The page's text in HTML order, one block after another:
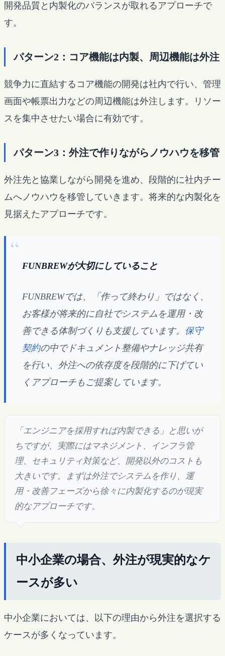
開発品質と内製化のバランスが取れるアプローチで
す。
パターン2：コア機能は内製、周辺機能は外注
競争力に直結するコア機能の開発は社内で行い、管理
画面や帳票出力などの周辺機能は外注します。リソー
スを集中させたい場合に有効です。
パターン3：外注で作りながらノウハウを移管
外注先と協業しながら開発を進め、段階的に社内チー
ムへノウハウを移管していきます。将来的な内製化を
見据えたアプローチです。
FUNBREWが大切にしていること
FUNBREWでは、「作って終わり」ではなく、
お客様が将来的に自社でシステムを運用・改
善できる体制づくりも支援しています。 保守
契約の中でドキュメント整備やナレッジ共有
を行い、外注への依存度を段階的に下げてい
くアプローチもご提案しています。
「エンジニアを採用すれば内製できる」と思いが
ちですが、実際にはマネジメント、インフラ管
理、セキュリティ対策など、開発以外のコストも
大きいです。まずは外注でシステムを作り、運
用・改善フェーズから徐々に内製化するのが現実
的なアプローチです。
中小企業の場合、外注が現実的なケ
ースが多い
中小企業においては、以下の理由から外注を選択する
ケースが多くなっています。